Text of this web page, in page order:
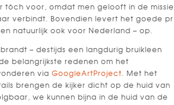
tóch voor, omdat men gelooft in de missie
verbindt. Bovendien levert het goede pr
natuurlijk ook voor Nederland – op.
– destijds een langdurig bruikleen
belangrijkste redenen om het
via GoogleArtProject . Met het
brengen de kijker dicht op de huid van
we kunnen bijna in de huid van de